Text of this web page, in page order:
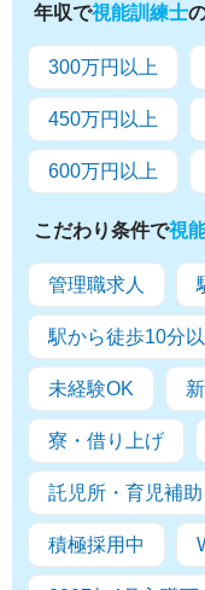
年収で視能訓練士
300万円以上
450万円以上
600万円以上
こだわり条件で視
管理職求人
駅から徒歩10分
未経験OK
寮・借り上げ
託児所・育児補助
積極採用中